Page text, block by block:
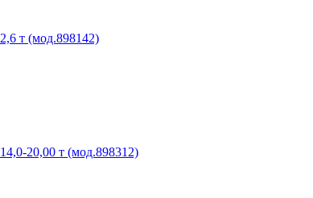
т (мод.898142)
20,00 т (мод.898312)